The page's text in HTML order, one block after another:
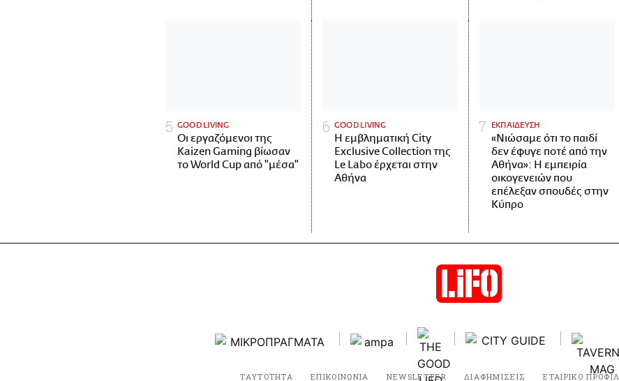
GOOD LIVING
Οι εργαζόμενοι της
Kaizen Gaming βίωσαν
το World Cup από "μέσα"
GOOD LIVING
Η εμβληματική City
Exclusive Collection της
Le Labo έρχεται στην
Αθήνα
ΕΚΠΑΙΔΕΥΣΗ
«Νιώσαμε ότι το παιδί
δεν έφυγε ποτέ από την
Αθήνα»: Η εμπειρία
οικογενειών που
επέλεξαν σπουδές στην
Κύπρο
ΤΑΥΤΟΤΗΤΑ ΕΠΙΚΟΙΝΩΝΙΑ NEWSLETTER ΔΙΑΦΗΜΙΣΕΙΣ ΕΤΑΙΡΙΚΟ ΠΡΟΦΙΛ